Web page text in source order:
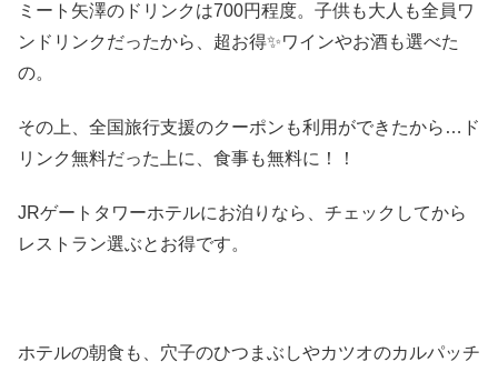
ミート矢澤のドリンクは700円程度。子供も大人も全員ワ
ンドリンクだったから、超お得✨ワインやお酒も選べた
の。
その上、全国旅行支援のクーポンも利用ができたから…ド
リンク無料だった上に、食事も無料に！！
JRゲートタワーホテルにお泊りなら、チェックしてから
レストラン選ぶとお得です。
ホテルの朝食も、穴子のひつまぶしやカツオのカルパッチ